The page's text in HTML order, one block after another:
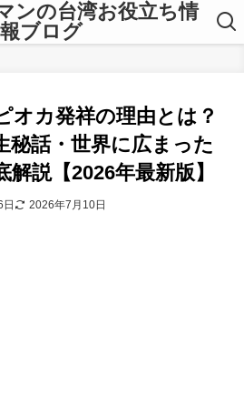
ンの台湾お役立ち情
報ブログ
オカ発祥の理由とは？
秘話・世界に広まった
解説【2026年最新版】
2026年7月10日